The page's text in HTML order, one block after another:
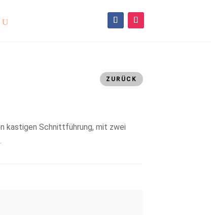
ZURÜCK
kastigen Schnittführung, mit zwei